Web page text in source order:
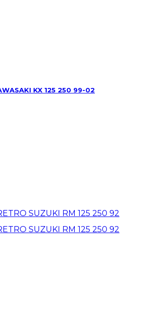
KX 125 250 99-02